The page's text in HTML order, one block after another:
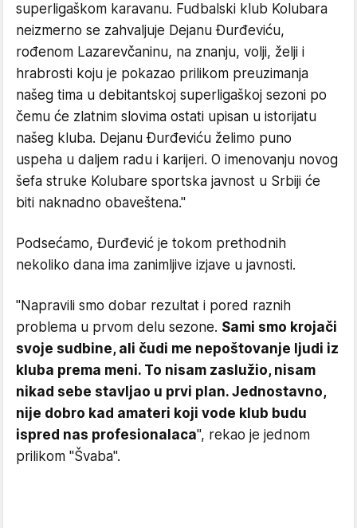
superligaškom karavanu. Fudbalski klub Kolubara
neizmerno se zahvaljuje Dejanu Đurđeviću,
rođenom Lazarevčaninu, na znanju, volji, želji i
hrabrosti koju je pokazao prilikom preuzimanja
našeg tima u debitantskoj superligaškoj sezoni po
čemu će zlatnim slovima ostati upisan u istorijatu
našeg kluba. Dejanu Đurđeviću želimo puno
uspeha u daljem radu i karijeri. O imenovanju novog
šefa struke Kolubare sportska javnost u Srbiji će
biti naknadno obaveštena."
Podsećamo, Đurđević je tokom prethodnih
nekoliko dana ima zanimljive izjave u javnosti.
"Napravili smo dobar rezultat i pored raznih
problema u prvom delu sezone. Sami smo krojači
svoje sudbine, ali čudi me nepoštovanje ljudi iz
kluba prema meni. To nisam zaslužio, nisam
nikad sebe stavljao u prvi plan. Jednostavno,
nije dobro kad amateri koji vode klub budu
ispred nas profesionalaca", rekao je jednom
prilikom "Švaba".